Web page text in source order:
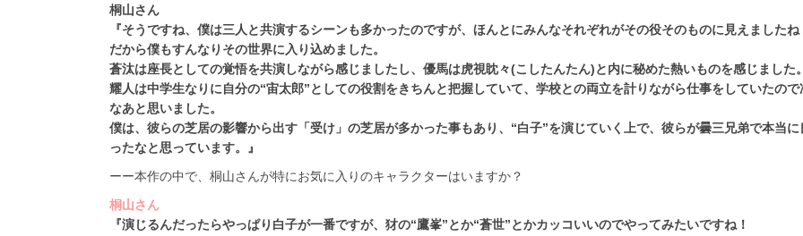
桐山さん
『そうですね、僕は三人と共演するシーンも多かったのですが、ほんとにみんなそれぞれがその役そのものに見えましたね
だから僕もすんなりその世界に入り込めました。
蒼汰は座長としての覚悟を共演しながら感じましたし、優馬は虎視眈々(こしたんたん)と内に秘めた熱いものを感じました
耀人は中学生なりに自分の“宙太郎”としての役割をきちんと把握していて、学校との両立を計りながら仕事をしていたので
なあと思いました。
僕は、彼らの芝居の影響から出す「受け」の芝居が多かった事もあり、“白子”を演じていく上で、彼らが曇三兄弟で本当に
ったなと思っています。』
ーー本作の中で、桐山さんが特にお気に入りのキャラクターはいますか？
桐山さん
『演じるんだったらやっぱり白子が一番ですが、犲の“鷹峯”とか“蒼世”とかカッコいいのでやってみたいですね！